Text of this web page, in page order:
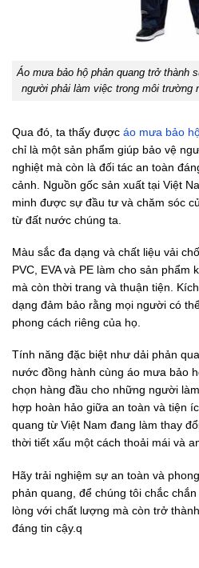
Áo mưa bảo hộ phản quang trở thành
người phải làm việc trong môi trường
Qua đó, ta thấy được áo mưa bảo
chỉ là một sản phẩm giúp bảo vệ
nghiệt mà còn là đối tác an toàn
cảnh. Nguồn gốc sản xuất tại Việt
minh được sự đầu tư và chăm sóc
từ đất nước chúng ta.
Màu sắc đa dạng và chất liệu vải
PVC, EVA và PE làm cho sản phẩm
mà còn thời trang và thuận tiện.
dạng đảm bảo rằng mọi người có
phong cách riêng của họ.
Tính năng đặc biệt như dải phản
nước đồng hành cùng áo mưa bảo
chọn hàng đầu cho những người
hợp hoàn hảo giữa an toàn và tiện
quang từ Việt Nam đang làm thay
thời tiết xấu một cách thoải mái và
Hãy trải nghiệm sự an toàn và
phản quang, để chúng tôi chắc
lòng với chất lượng mà còn trở
đáng tin cậy.q